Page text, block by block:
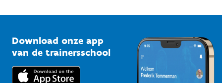
Bedrijven
Trainers en begeleiders
Vlaamse Trainersschool
Kennisplatform
Downloads
Voor de pers
Download onze app
van de trainersschool